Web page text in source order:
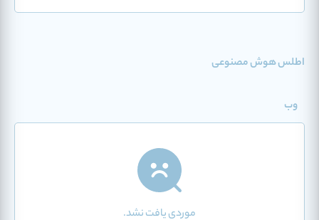
اطلس هوش مصنوعی
وب
موردی یافت نشد.